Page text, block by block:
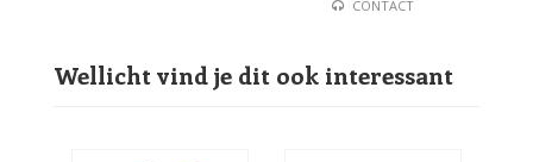
CONTACT
Wellicht vind je dit ook interessant